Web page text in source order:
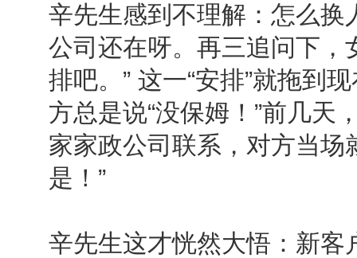
辛先生感到不理解：怎么
公司还在呀。再三追问下，
排吧。” 这一“安排”就拖到
方总是说“没保姆！”前几天
家家政公司联系，对方当场
是！”
辛先生这才恍然大悟：新